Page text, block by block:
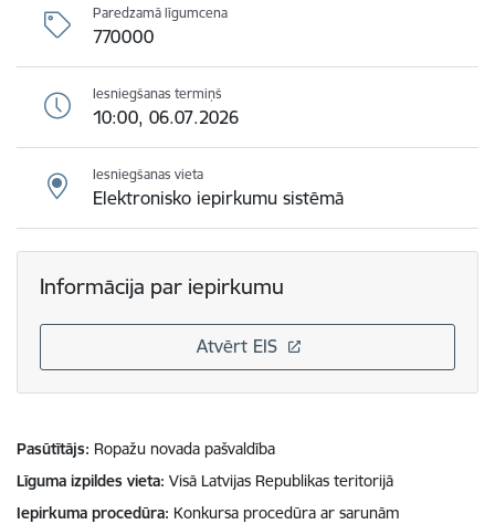
Paredzamā līgumcena
770000
Iesniegšanas termiņš
10:00, 06.07.2026
Iesniegšanas vieta
Elektronisko iepirkumu sistēmā
Informācija par iepirkumu
Atvērt EIS
Pasūtītājs Ropažu novada pašvaldība
Līguma izpildes vieta Visā Latvijas Republikas teritorijā
Iepirkuma procedūra Konkursa procedūra ar sarunām